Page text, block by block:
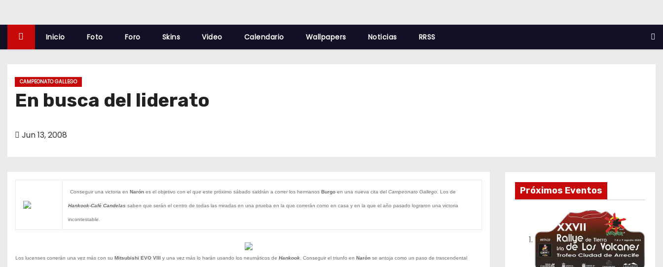
Inicio Foto Foro Skins Video Calendario Wallpapers Noticias RRSS
CAMPEONATO GALLEGO
En busca del liderato
Jun 13, 2008
Conseguir una victoria en Narón es el objetivo con el que este próximo sábado saldrán a correr los hermanos Burgo en una nueva cita del Campeonato Gallego . Los de
Hankook-Café Candelas saben que serán el centro de todas las miradas en una prueba en la que correrán como en casa y en la que el año pasado lograron una victoria
incontestable.
Los lucenses correrán una vez más con su Mitsubishi EVO VIII y una vez más lo harán usando los neumáticos de Hankook . Conseguir el triunfo en Narón se antoja como un paso de trascendental
Próximos Eventos